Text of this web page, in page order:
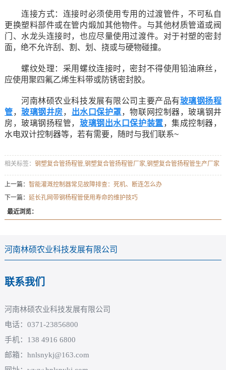
连接方式：连接时必须使用专用的过渡管件，不可私自
更换塑料部件或在管内煅加其他物件。与其他材质管道或阀
门、水龙头连接时，也应尽量使用过渡件。对于衬塑的密封
面，绝不允许刮、割、划、挠或与硬物碰撞。
螺纹处理：采用螺纹连接时，密封不得使用铅油麻丝，
应使用聚四氟乙烯生料带或防锈密封胶。
河南林硕农业科技发展有限公司主要产品有玻璃钢扬程
管，玻璃钢井房， 出水口保护罩，物联网控制器，玻璃钢井
房，玻璃钢扬程管，玻璃钢出水口保护装置，集成控制器，
水电双计控制器等，若有需要，随时与我们联系~
相关标签： 钢塑复合管扬程管,钢塑复合管扬程管厂家,钢塑复合管扬程管生产厂家
上一篇： 智能灌溉控制器常见故障排查：死机、断连怎么办
下一篇： 延长孔网带钢杨程管使用寿命的维护技巧
最近浏览：
河南林硕农业科技发展有限公司
联系我们
河南林硕农业科技发展有限公司
电话：0371-23856800
手机：138 4916 6800
邮箱：hnlsnykj@163.com